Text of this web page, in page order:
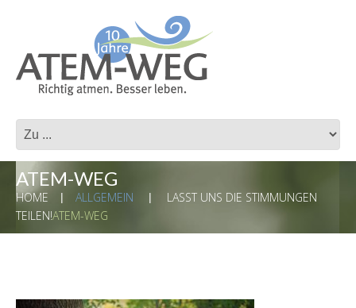
ATEM-WEG
HOME ALLGEMEIN
LASST UNS DIE STIMMUNGEN
TEILEN!ATEM-WEG